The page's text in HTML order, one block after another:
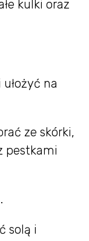
kulki oraz
na
ze skórki,
pestkami
solą i